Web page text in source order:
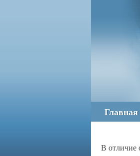
Главная
В отличие